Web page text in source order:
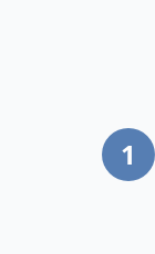
1